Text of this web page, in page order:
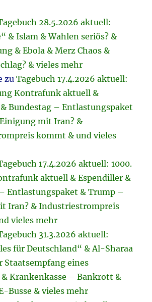
28.5.2026 aktuell:
& Islam & Wahlen seriös? &
& Ebola & Merz Chaos &
& vieles mehr
zuTagebuch 17.4.2026 aktuell:
Kontrafunk aktuell &
Bundestag – Entlastungspaket
mit Iran? &
kommt & und vieles
17.4.2026 aktuell: 1000.
aktuell & Espendiller &
Entlastungspaket & Trump –
Iran? & Industriestrompreis
vieles mehr
31.3.2026 aktuell:
für Deutschland“ & Al-Sharaa
Staatsempfang eines
Krankenkasse – Bankrott &
Busse & vieles mehr